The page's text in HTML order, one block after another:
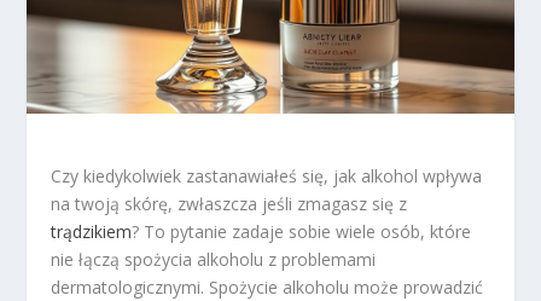
Czy kiedykolwiek zastanawiałeś się, jak alkohol wpływa
na twoją skórę, zwłaszcza jeśli zmagasz się z
trądzikiem? To pytanie zadaje sobie wiele osób, które
nie łączą spożycia alkoholu z problemami
dermatologicznymi. Spożycie alkoholu może prowadzić